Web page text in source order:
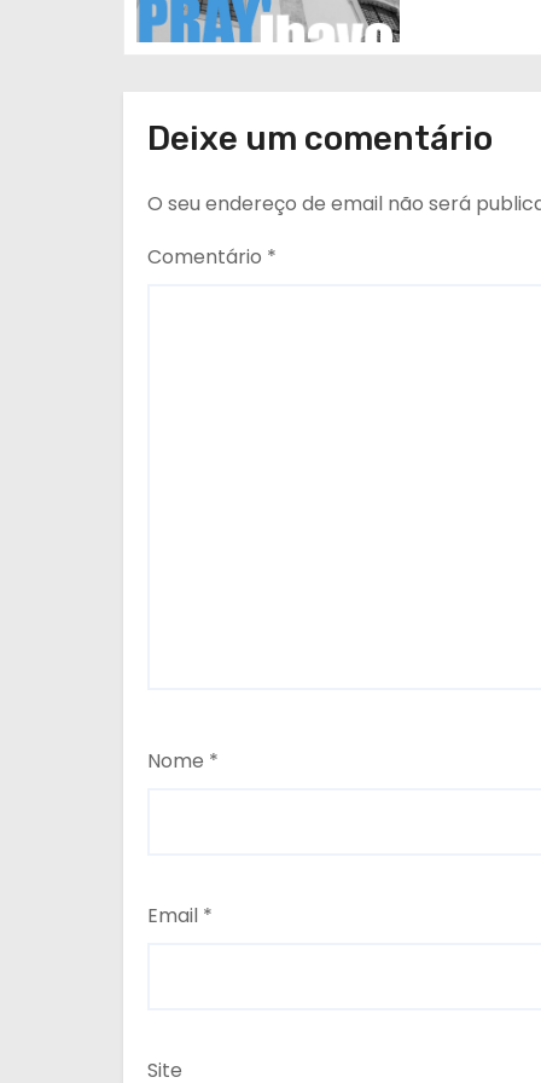
g
s
Deixe um comentário
O seu endereço de email não será
Comentário *
Nome *
Email *
Site